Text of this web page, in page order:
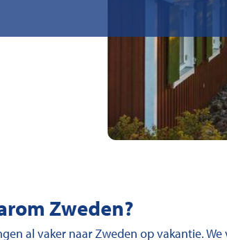
Zweden?
al vaker naar Zweden op vakantie.